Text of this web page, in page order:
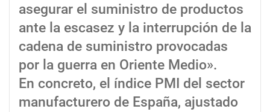
asegurar el suministro de productos
ante la escasez y la interrupción de la
cadena de suministro provocadas
por la guerra en Oriente Medio».
En concreto, el índice PMI del sector
manufacturero de España, ajustado